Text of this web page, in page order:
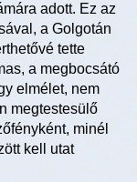
adott. Ez az
a Golgotán
tette
a megbocsátó
elmélet, nem
megtestesülő
minél
kell utat